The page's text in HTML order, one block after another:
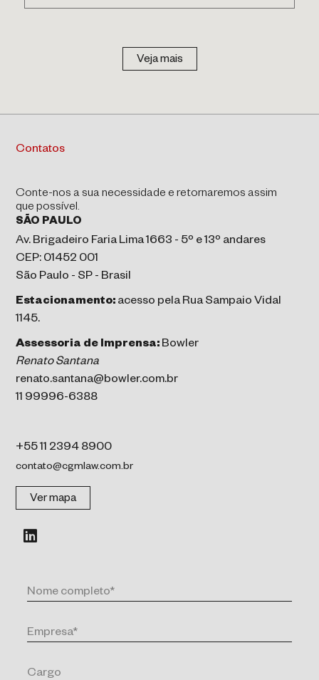
Veja mais
Contatos
Conte-nos a sua necessidade e retornaremos assim
que possível.
SÃO PAULO
Av. Brigadeiro Faria Lima 1663 - 5º e 13º andares
CEP: 01452 001
São Paulo - SP - Brasil
Estacionamento: acesso pela Rua Sampaio Vidal
1145.
Assessoria de Imprensa: Bowler
Renato Santana
renato.santana@bowler.com.br
11 99996-6388
+55 11 2394 8900
contato@cgmlaw.com.br
Ver mapa